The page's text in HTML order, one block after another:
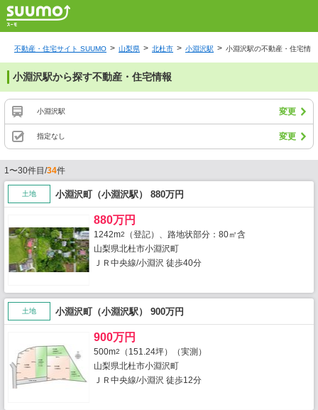
不動産・住宅サイト SUUMO 山梨県 北杜市 小淵沢駅 小淵沢駅の不動産・住宅情報
小淵沢駅から探す不動産・住宅情報
小淵沢駅 変更
指定なし 変更
1〜30件目/34件
土地 小淵沢町（小淵沢駅） 880万円
880万円
1242m2
（登記）、路地状部分：80㎡含
山梨県北杜市小淵沢町
ＪＲ中央線/小淵沢 徒歩40分
土地 小淵沢町（小淵沢駅） 900万円
900万円
500m2
（151.24坪）（実測）
山梨県北杜市小淵沢町
ＪＲ中央線/小淵沢 徒歩12分